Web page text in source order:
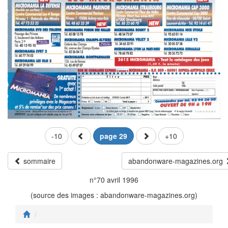
-10 page 29 +10
sommaire
abandonware-magazines.org
n°70 avril 1996
(source des images : abandonware-magazines.org)